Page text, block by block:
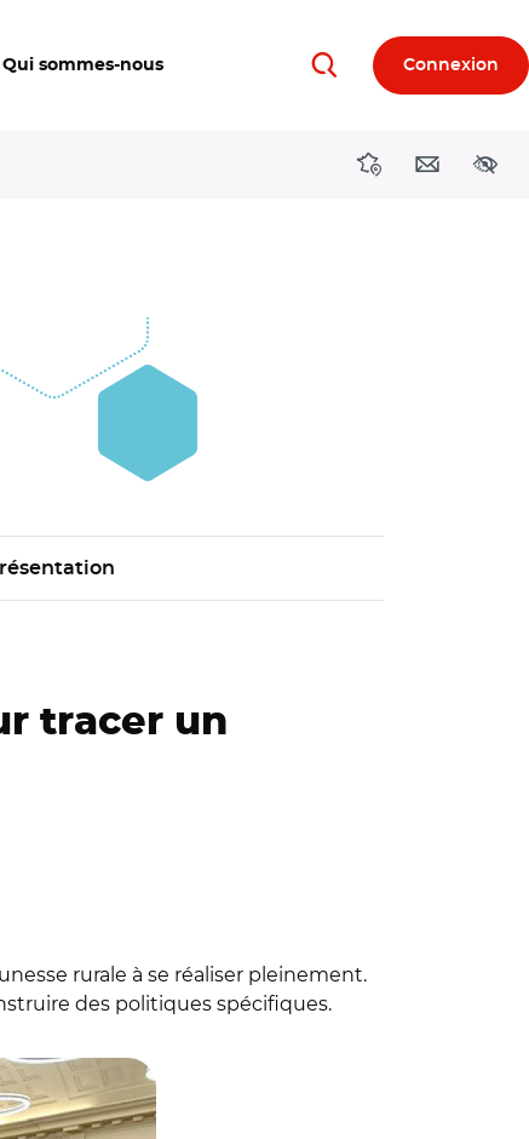
Qui sommes-nous RechercherConnexion
DirectionsContact
tracer un
rurale à se réaliser pleinement.
des politiques spécifiques.